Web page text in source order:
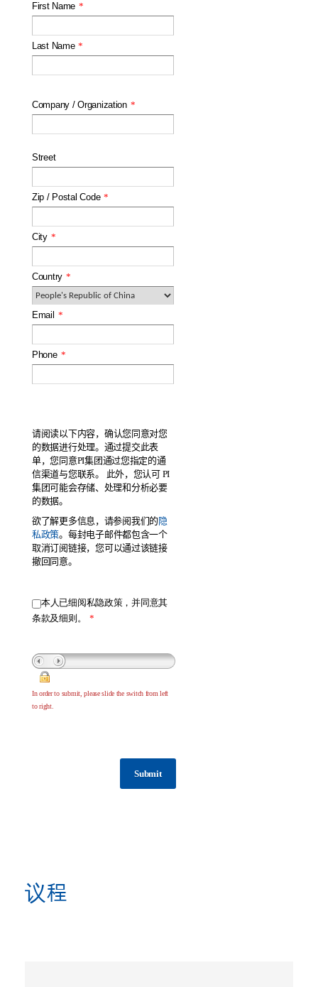
First Name *
Last Name *
Company / Organization *
Street
Zip / Postal Code *
City *
Country *
Email *
Phone *
请阅读以下内容， 确认您同意对您
的数据进行处理。通过提交此表
单，您同意PI集团通过您指定的通
信渠道与您联系。
此外， 您认可PI
集团可能会存储、处理和分析必要
的数据。
欲了解更多信息， 请参阅我们的 隐
私政策。每封电子邮件都包含一个
取消订阅链接，您可以通过该链接
撤回同意。
本人已细阅私隐政策，并同意其
条款及细则。
*
In order to submit, please slide the switch from left
to right.
议程